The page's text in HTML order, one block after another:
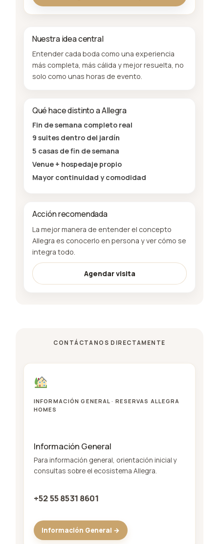
Nuestra idea central
Entender cada boda como una experiencia
más completa, más cálida y mejor resuelta, no
solo como unas horas de evento.
Qué hace distinto a Allegra
Fin de semana completo real
9 suites dentro del jardín
5 casas de fin de semana
Venue + hospedaje propio
Mayor continuidad y comodidad
Acción recomendada
La mejor manera de entender el concepto
Allegra es conocerlo en persona y ver cómo se
integra todo.
Agendar visita
CONTÁCTANOS DIRECTAMENTE
INFORMACIÓN GENERAL · RESERVAS ALLEGRA
HOMES
Información General
Para información general, orientación inicial y
consultas sobre el ecosistema Allegra.
+52 55 8531 8601
Información General →